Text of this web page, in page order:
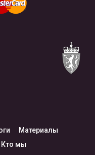
Материалы
Кто мы